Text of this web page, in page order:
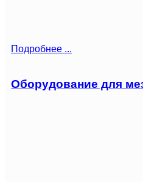
Подробнее ...
Оборудование для